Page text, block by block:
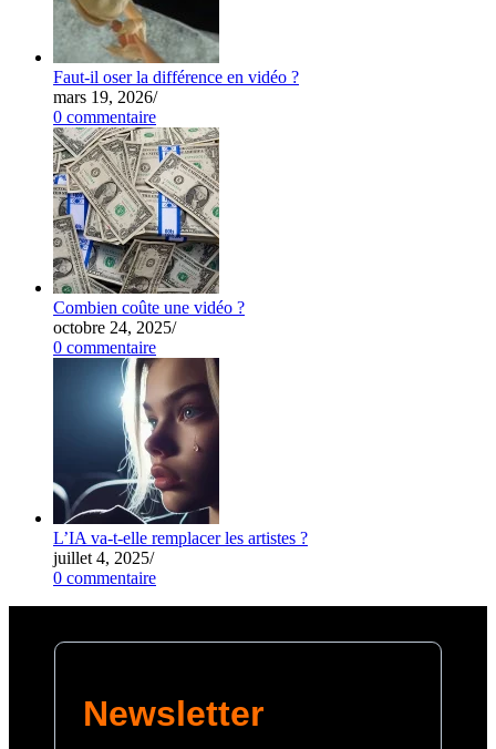
Faut-il oser la différence en vidéo ?
mars 19, 2026/
0 commentaire
Combien coûte une vidéo ?
octobre 24, 2025/
0 commentaire
L’IA va-t-elle remplacer les artistes ?
juillet 4, 2025/
0 commentaire
Newsletter